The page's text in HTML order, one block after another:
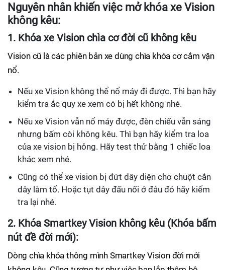
Nguyên nhân khiến việc mở khóa xe Vision
không kêu:
1. Khóa xe Vision chìa cơ đời cũ không kêu
Vision cũ là các phiên bản xe dùng chìa khóa cơ cắm vặn
nổ.
Nếu xe Vision không thể nổ máy đi được. Thì bạn hãy
kiểm tra ắc quy xe xem có bị hết không nhé.
Nếu xe Vision vẫn nổ máy được, đèn chiếu vẫn sáng
nhưng bấm còi không kêu. Thì bạn hãy kiểm tra loa
của xe vision bị hỏng. Hãy test thử bằng 1 chiếc loa
khác xem nhé.
Cũng có thể xe vision bị đứt dây diện cho chuột cắn
dây làm tổ. Hoặc tụt dây đấu nối ở đâu đó hãy kiểm
tra lại nhé.
2. Khóa Smartkey Vision không kêu (Khóa bấm
nút đề đời mới):
Dòng chìa khóa thông mình Smartkey Vision đời mới